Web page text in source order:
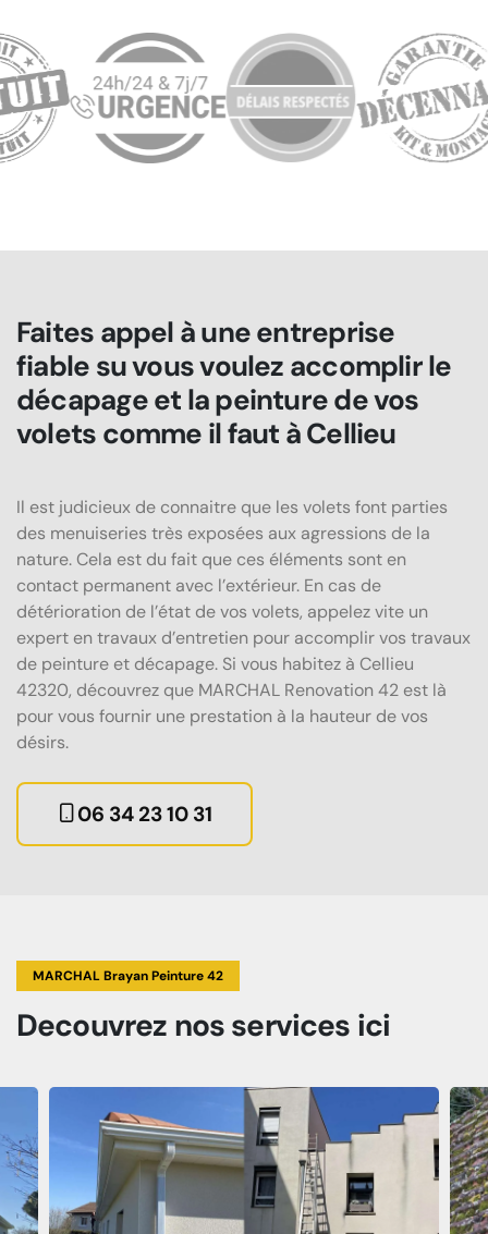
Faites appel à une entreprise
fiable su vous voulez accomplir le
décapage et la peinture de vos
volets comme il faut à Cellieu
Il est judicieux de connaitre que les volets font parties
des menuiseries très exposées aux agressions de la
nature. Cela est du fait que ces éléments sont en
contact permanent avec l’extérieur. En cas de
détérioration de l’état de vos volets, appelez vite un
expert en travaux d’entretien pour accomplir vos travaux
de peinture et décapage. Si vous habitez à Cellieu
42320, découvrez que MARCHAL Renovation 42 est là
pour vous fournir une prestation à la hauteur de vos
désirs.
06 34 23 10 31
MARCHAL Brayan Peinture 42
Decouvrez nos services ici